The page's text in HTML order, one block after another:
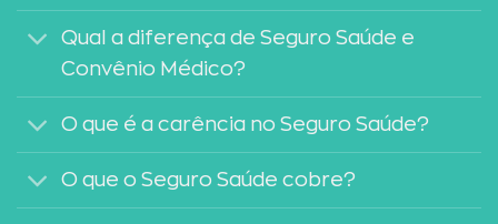
Qual a diferença de Seguro Saúde e
Convênio Médico?
O que é a carência no Seguro Saúde?
O que o Seguro Saúde cobre?